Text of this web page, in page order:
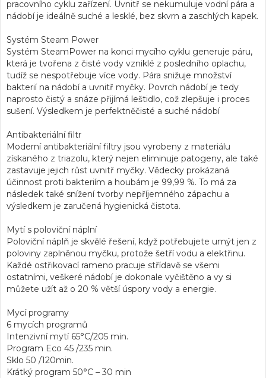
pracovního cyklu zařízení. Uvnitř se nekumuluje vodní pára a
nádobí je ideálně suché a lesklé, bez skvrn a zaschlých kapek.
Systém Steam Power
Systém SteamPower na konci mycího cyklu generuje páru,
která je tvořena z čisté vody vzniklé z posledního oplachu,
tudíž se nespotřebuje více vody. Pára snižuje množství
bakterií na nádobí a uvnitř myčky. Povrch nádobí je tedy
naprosto čistý a snáze přijímá leštidlo, což zlepšuje i proces
sušení. Výsledkem je perfektněčisté a suché nádobí
Antibakteriální filtr
Moderní antibakteriální filtry jsou vyrobeny z materiálu
získaného z triazolu, který nejen eliminuje patogeny, ale také
zastavuje jejich růst uvnitř myčky. Vědecky prokázaná
účinnost proti bakteriím a houbám je 99,99 %. To má za
následek také snížení tvorby nepříjemného zápachu a
výsledkem je zaručená hygienická čistota.
Mytí s poloviční náplní
Poloviční náplň je skvělé řešení, když potřebujete umýt jen z
poloviny zaplněnou myčku, protože šetří vodu a elektřinu.
Každé ostřikovací rameno pracuje střídavě se všemi
ostatními, veškeré nádobí je dokonale vyčištěno a vy si
můžete užít až o 20 % větší úspory vody a energie.
Mycí programy
6 mycích programů
Intenzivní mytí 65°C/205 min.
Program Eco 45 /235 min.
Sklo 50 /120min.
Krátký program 50°C – 30 min